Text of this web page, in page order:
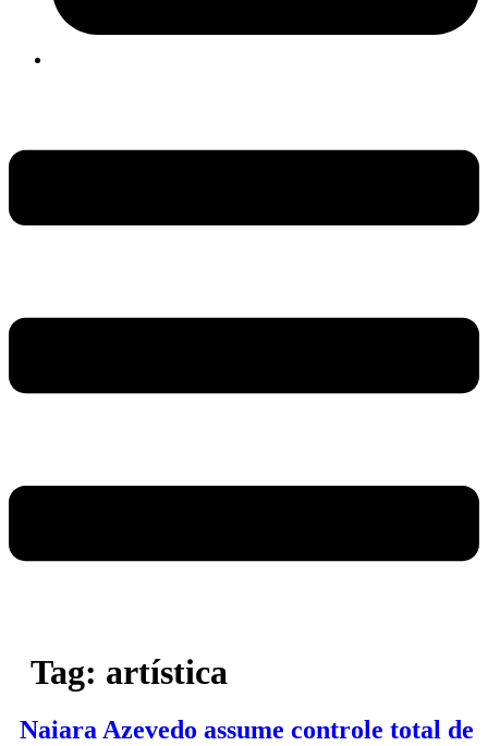
Tag: artística
Naiara Azevedo assume controle total de